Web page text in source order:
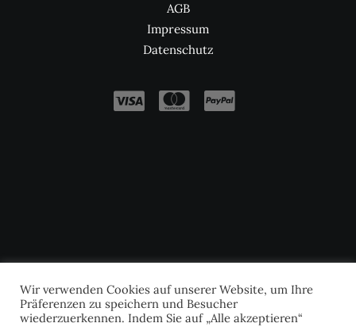
AGB
Impressum
Datenschutz
Wir verwenden Cookies auf unserer Website, um Ihre
Präferenzen zu speichern und Besucher
wiederzuerkennen. Indem Sie auf „Alle akzeptieren“